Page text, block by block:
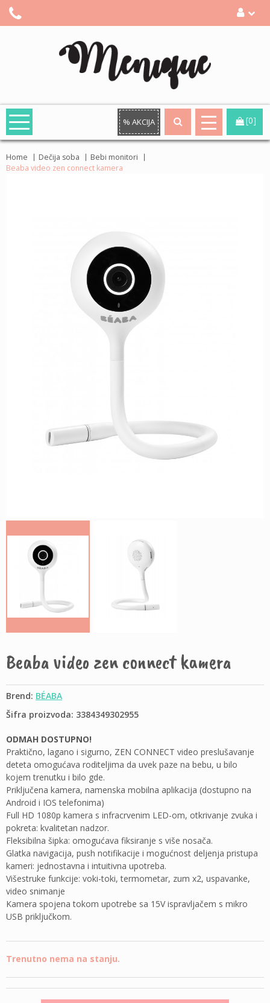
% AKCIJA [0]
Home Dečija soba
Bebi monitori
Beaba video zen connect kamera
Beaba video zen connect kamera
Brend: BÉABA
Šifra proizvoda: 3384349302955
ODMAH DOSTUPNO!
Praktično, lagano i sigurno, ZEN CONNECT video preslušavanje
deteta omogućava roditeljima da uvek paze na bebu, u bilo
kojem trenutku i bilo gde.
Priključena kamera, namenska mobilna aplikacija (dostupno na
Android i IOS telefonima)
Full HD 1080p kamera s infracrvenim LED-om, otkrivanje zvuka i
pokreta: kvalitetan nadzor.
Fleksibilna šipka: omogućava fiksiranje s više nosača.
Glatka navigacija, push notifikacije i mogućnost deljenja pristupa
kameri: jednostavna i intuitivna upotreba.
Višestruke funkcije: voki-toki, termometar, zum x2, uspavanke,
video snimanje
Kamera spojena tokom upotrebe sa 15V ispravljačem s mikro
USB priključkom.
Trenutno nema na stanju.